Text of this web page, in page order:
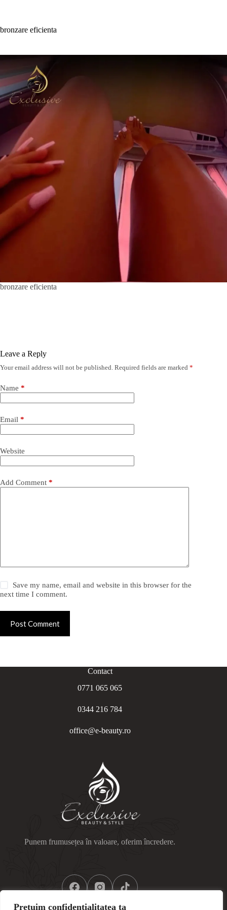
Prețuim confidențialitatea ta
bronzare eficienta
bronzare eficienta
Leave a Reply
Your email address will not be published. Required fields are marked *
Name *
Email *
Website
Add Comment *
Save my name, email and website in this browser for the
next time I comment.
Post Comment
Contact
0771 065 065
0344 216 784
office@e-beauty.ro
Punem frumusețea în valoare, oferim încredere.